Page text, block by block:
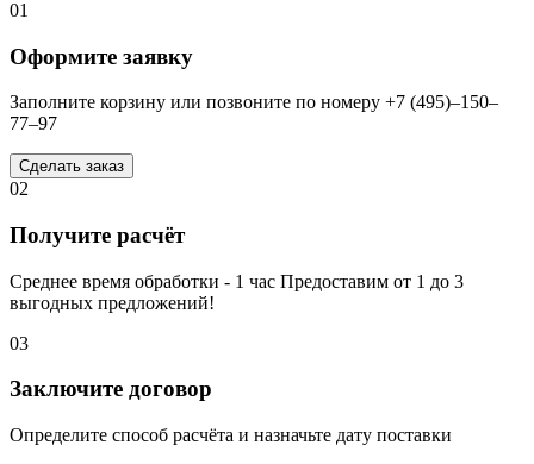
01
Оформите заявку
Заполните корзину или позвоните по номеру +7 (495)–150–
77–97
Сделать заказ
02
Получите расчёт
Среднее время обработки - 1 час Предоставим от 1 до 3
выгодных предложений!
03
Заключите договор
Определите способ расчёта и назначьте дату поставки